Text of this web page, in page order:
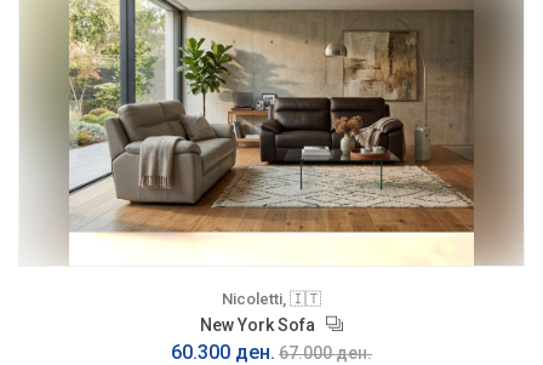
Nicoletti, 🇮🇹
New York Sofa
60.300 ден. 67.000 ден.